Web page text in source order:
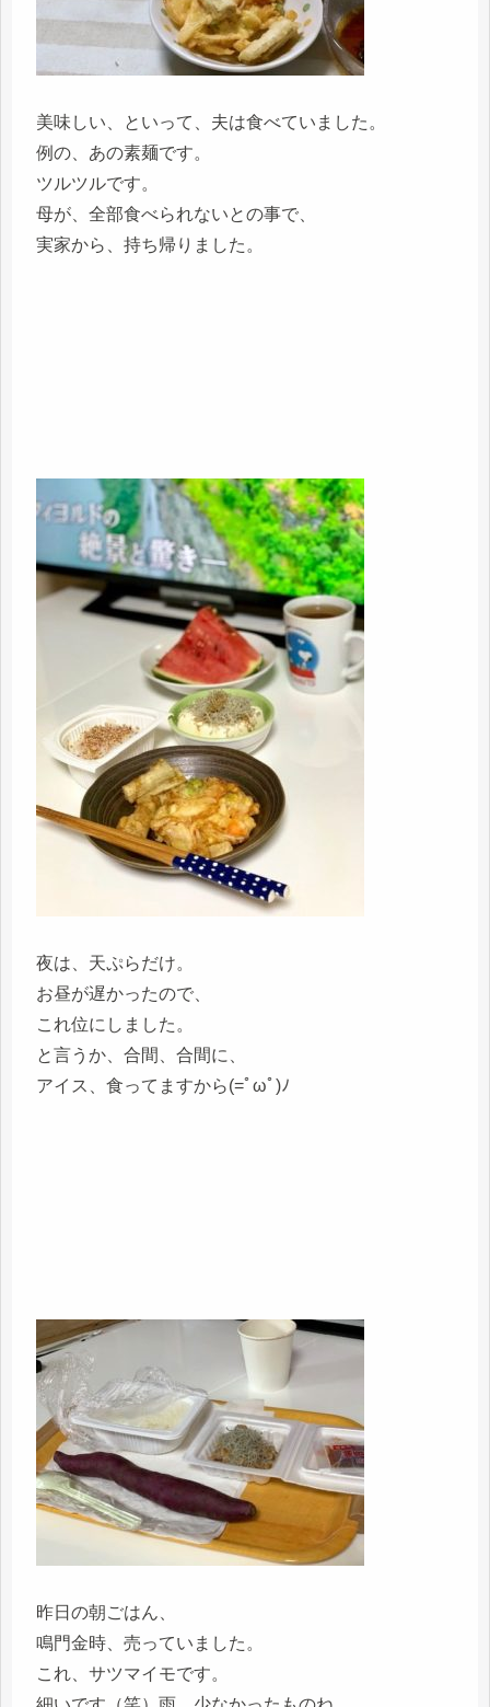
美味しい、といって、夫は食べていました。
例の、あの素麺です。
ツルツルです。
母が、全部食べられないとの事で、
実家から、持ち帰りました。
夜は、天ぷらだけ。
お昼が遅かったので、
これ位にしました。
と言うか、合間、合間に、
アイス、食ってますから(=ﾟωﾟ)ﾉ
昨日の朝ごはん、
鳴門金時、売っていました。
これ、サツマイモです。